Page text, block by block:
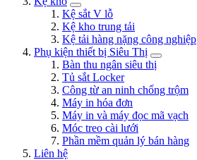
Kệ sắt V lỗ
Kệ kho trung tải
Kệ tải hàng nặng công nghiệp
Phụ kiện thiết bị Siêu Thị
Bàn thu ngân siêu thị
Tủ sắt Locker
Công từ an ninh chống trộm
Máy in hóa đơn
Máy in và máy đọc mã vạch
Móc treo cài lưới
Phần mềm quản lý bán hàng
Liên hệ